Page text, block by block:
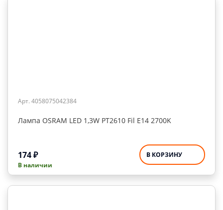
Арт. 4058075042384
Лампа OSRAM LED 1,3W PT2610 Fil E14 2700K
174₽
В наличии
В КОРЗИНУ